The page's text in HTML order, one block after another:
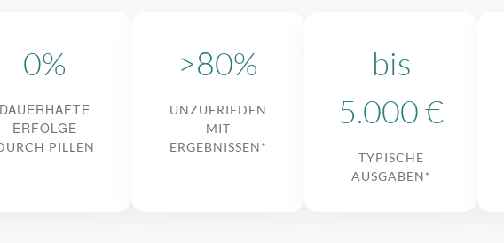
0%
DAUERHAFTE
ERFOLGE
PILLEN
>80%
UNZUFRIEDEN
MIT
ERGEBNISSEN*
bis
5.000 €
TYPISCHE
AUSGABEN*